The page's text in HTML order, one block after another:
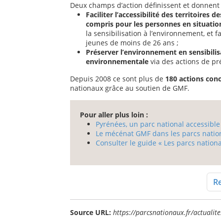
Deux champs d’action définissent et
Faciliter l’accessibilité des territoires
compris pour les personnes en
la sensibilisation à l’environnement, et
jeunes de moins de 26 ans ;
Préserver l’environnement en
environnementale via des actions de
Depuis 2008 ce sont plus de 180 actions
nationaux grâce au soutien de GMF.
Pour aller plus loin :
Pyrénées, un parc national
Le mécénat GMF dans les parcs
Consulter le guide « Les parcs
Source URL: https://parcsnationaux.fr/